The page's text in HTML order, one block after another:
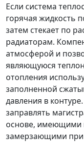
Если система
горячая жидкость
затем стекает по
радиаторам.
атмосферой и
являющуюся
отопления
заполненной
давления в
заправлять
основе, имеющими
замерзающими при